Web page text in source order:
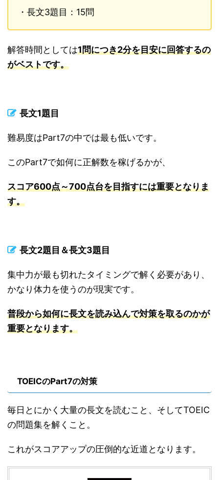
・長文3題目：15問
解答時間としては1問につき2分を目安に回答するの
がベストです。
長文1題目
難易度はPart7の中では最も低いです。
このPart7で如何に正解数を稼げるかが、
スコア600点～700点台を目指すには重要となりま
す。
長文2題目＆長文3題目
集中力が最も切れたタイミングで解く必要があり、
かなり体力を使うのが現実です。
普段から如何に長文を読み込んで対策を取るのかが
重要となります。
TOEICのPart7の対策
毎日とにかく大量の長文を読むこと、そしてTOEIC
の問題集を解くこと。
これがスコアアップの圧倒的な近道となります。